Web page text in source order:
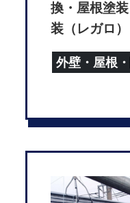
換・屋根塗
装（レガロ）
外壁・屋根